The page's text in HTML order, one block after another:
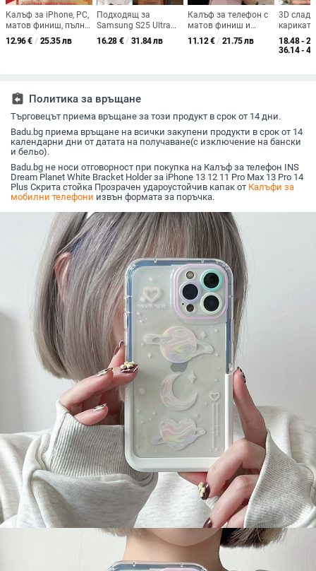
Калъф за iPhone, PC,
матов финиш, пълно
покритие и
минималистичен
14 Pro Max, 15 Pro
17 Pro/Pro Max
12.96€ / 25.35 лв
Подходящ за
Samsung S25 Ultra
магнитен държач за
карти, кожен калъф
Samsung
16.28 € / 31.84 лв
Калъф за телефон с
матов финиш и
остър ръб, тънък
силует за iPhone 17
11.12€ / 21.75 лв
3D
калъф
Galaxy Z
18.48 -
36.14 -
assignment_return Политика за връщане
Търговецът приема връщане за този продукт в срок от 14 дни.
Badu.bg приема връщане на всички закупени продукти в срок от 14
календарни дни от датата на получаване(с изключение на бански
и бельо).
Badu.bg не носи отговорност при покупка на Калъф за телефон INS
Dream Planet White Bracket Holder за iPhone 13 12 11 Pro Max 13 Pro 14
Plus Скрита стойка Прозрачен удароустойчив капак от Калъфи за
мобилни телефони извън формата за поръчка.